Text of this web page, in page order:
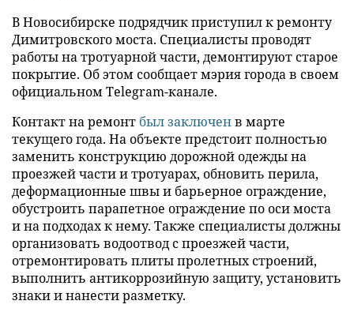
В Новосибирске подрядчик приступил к ремонту
Димитровского моста. Специалисты проводят
работы на тротуарной части, демонтируют старое
покрытие. Об этом сообщает мэрия города в своем
официальном Telegram-канале.
Контакт на ремонт был заключенв марте
текущего года. На объекте предстоит полностью
заменить конструкцию дорожной одежды на
проезжей части и тротуарах, обновить перила,
деформационные швы и барьерное ограждение,
обустроить парапетное ограждение по оси моста
и на подходах к нему. Также специалисты должны
организовать водоотвод с проезжей части,
отремонтировать плиты пролетных строений,
выполнить антикоррозийную защиту, установить
знаки и нанести разметку.